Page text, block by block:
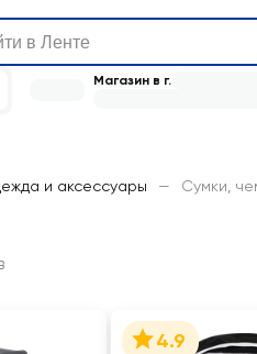
Магазин в г.
и аксессуары — Сумки,
4.9